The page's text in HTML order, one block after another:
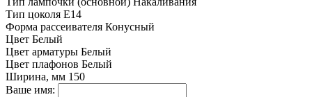
Тип цоколя E14
Форма рассеивателя Конусный
Цвет Белый
Цвет арматуры Белый
Цвет плафонов Белый
Ширина, мм 150
Ваше имя: